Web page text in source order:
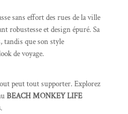
sans effort des rues de la ville
robustesse et design épuré. Sa
tandis que son style
de voyage.
peut tout supporter. Explorez
BEACH MONKEY LIFE
.